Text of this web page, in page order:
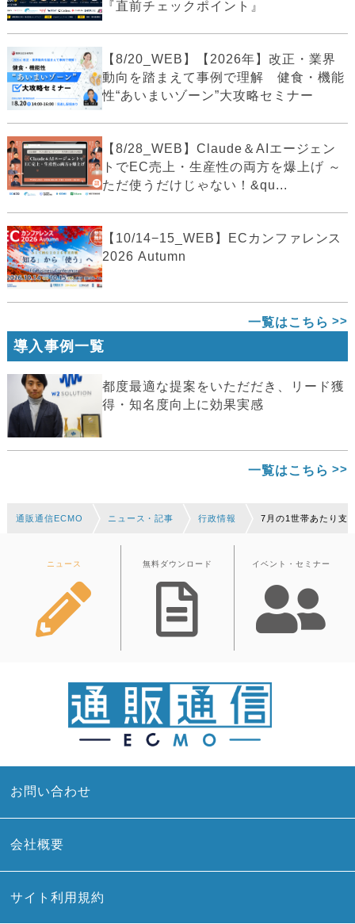
『直前チェックポイント』
【8/20_WEB】【2026年】改正・業界
動向を踏まえて事例で理解 健食・機能
性“あいまいゾーン”大攻略セミナー
【8/28_WEB】Claude＆AIエージェン
トでEC売上・生産性の両方を爆上げ ～
ただ使うだけじゃない！&qu...
【10/14−15_WEB】ECカンファレンス
2026 Autumn
一覧はこちら
導入事例一覧
都度最適な提案をいただだき、リード獲
得・知名度向上に効果実感
一覧はこちら
通販通信ECMO ニュース・記事 行政情報 7月の1世帯あたり支
ニュース 無料ダウンロード イベント・セミナー
お問い合わせ
会社概要
サイト利用規約